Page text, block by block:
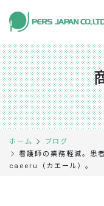
私たちの特長 About Us
事業内容 Business
事例紹介 Case
企業情報 Company
ホーム
ブログ
看護師の業務軽減。患
caeeru（カエール）。